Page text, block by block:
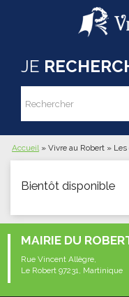
Aller au contenu principal
JE
Formulaire
Rechercher
Vous êtes
Accueil » Vivre au Robert »
Bientôt disponible
MAIRIE DU
Rue Vincent Allègre,
Le Robert 97231, Martinique